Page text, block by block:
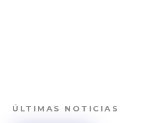
ÚLTIMAS NOTICIAS